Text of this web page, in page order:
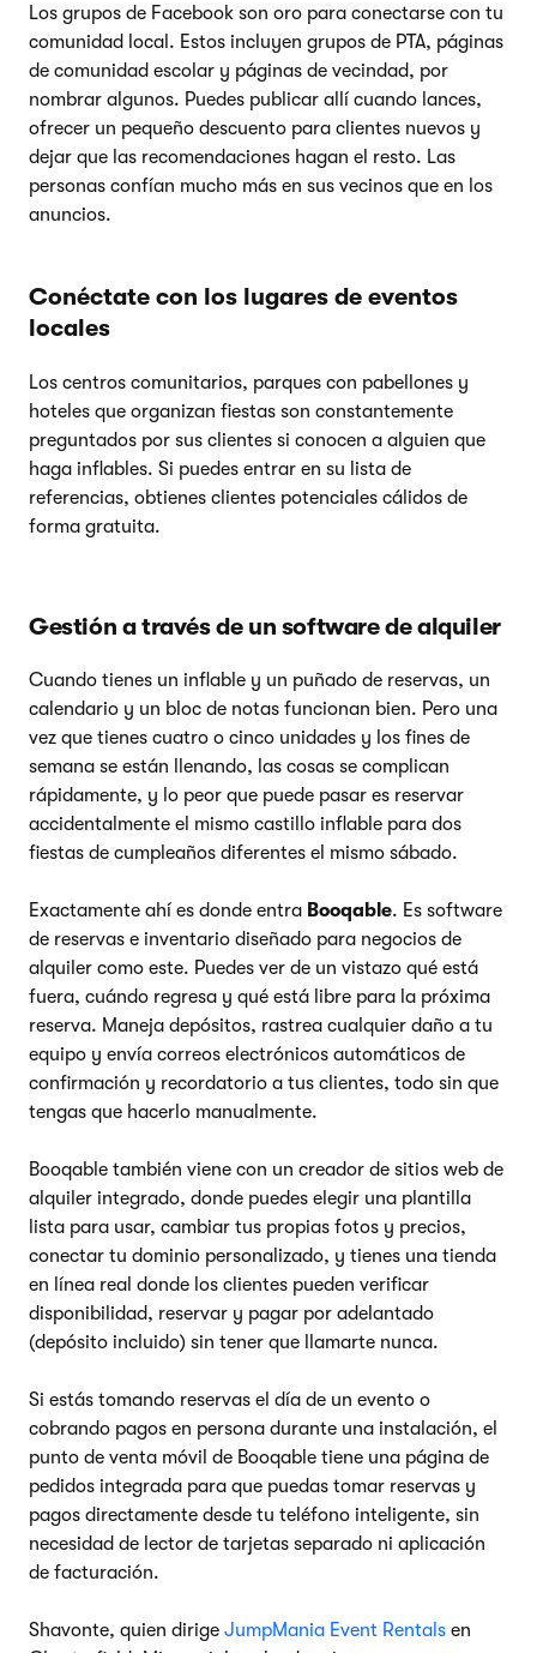
Los grupos de Facebook son oro para conectarse con tu
comunidad local. Estos incluyen grupos de PTA, páginas
de comunidad escolar y páginas de vecindad, por
nombrar algunos. Puedes publicar allí cuando lances,
ofrecer un pequeño descuento para clientes nuevos y
dejar que las recomendaciones hagan el resto. Las
personas confían mucho más en sus vecinos que en los
anuncios.
Conéctate con los lugares de eventos
locales
Los centros comunitarios, parques con pabellones y
hoteles que organizan fiestas son constantemente
preguntados por sus clientes si conocen a alguien que
haga inflables. Si puedes entrar en su lista de
referencias, obtienes clientes potenciales cálidos de
forma gratuita.
Gestión a través de un software de alquiler
Cuando tienes un inflable y un puñado de reservas, un
calendario y un bloc de notas funcionan bien. Pero una
vez que tienes cuatro o cinco unidades y los fines de
semana se están llenando, las cosas se complican
rápidamente, y lo peor que puede pasar es reservar
accidentalmente el mismo castillo inflable para dos
fiestas de cumpleaños diferentes el mismo sábado.
Exactamente ahí es donde entra Booqable. Es software
de reservas e inventario diseñado para negocios de
alquiler como este. Puedes ver de un vistazo qué está
fuera, cuándo regresa y qué está libre para la próxima
reserva. Maneja depósitos, rastrea cualquier daño a tu
equipo y envía correos electrónicos automáticos de
confirmación y recordatorio a tus clientes, todo sin que
tengas que hacerlo manualmente.
Booqable también viene con un creador de sitios web de
alquiler integrado, donde puedes elegir una plantilla
lista para usar, cambiar tus propias fotos y precios,
conectar tu dominio personalizado, y tienes una tienda
en línea real donde los clientes pueden verificar
disponibilidad, reservar y pagar por adelantado
(depósito incluido) sin tener que llamarte nunca.
Si estás tomando reservas el día de un evento o
cobrando pagos en persona durante una instalación, el
punto de venta móvil de Booqable tiene una página de
pedidos integrada para que puedas tomar reservas y
pagos directamente desde tu teléfono inteligente, sin
necesidad de lector de tarjetas separado ni aplicación
de facturación.
Shavonte, quien dirige JumpMania Event Rentals en